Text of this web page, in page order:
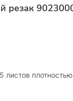
резак
листов